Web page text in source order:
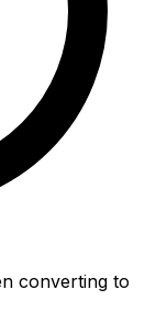
converting to